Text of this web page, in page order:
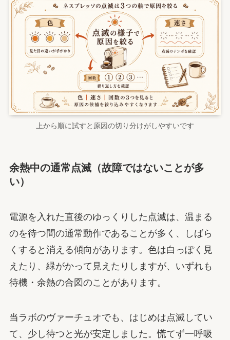
上から順に試すと原因の切り分けがしやすいです
余熱中の通常点滅（故障ではないことが多
い）
電源を入れた直後のゆっくりした点滅は、温まる
のを待つ間の通常動作であることが多く、しばら
くすると消える傾向があります。色は白っぽく見
えたり、緑がかって見えたりしますが、いずれも
待機・余熱の合図のことがあります。
当ラボのヴァーチュオでも、はじめは点滅してい
て、少し待つと光が安定しました。慌てず一呼吸